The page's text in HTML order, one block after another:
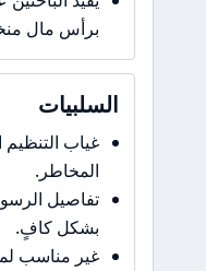
برأس مال
السلبيات
غياب
المخاطر.
تفاصيل
بشكل كافٍ.
غير مناسب